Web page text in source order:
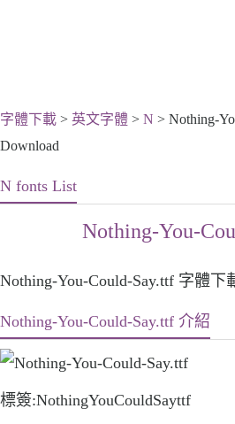
字體下載 > 英文字體 > N > Nothing-
Download
N fonts List
Nothing-You-
Nothing-You-Could-Say.ttf 字體下
Nothing-You-Could-Say.ttf 介紹
標簽:NothingYouCouldSayttf